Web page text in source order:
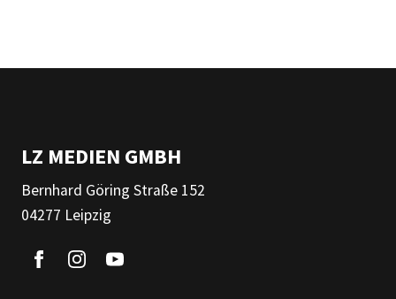
LZ MEDIEN GMBH
Bernhard Göring Straße 152
04277 Leipzig